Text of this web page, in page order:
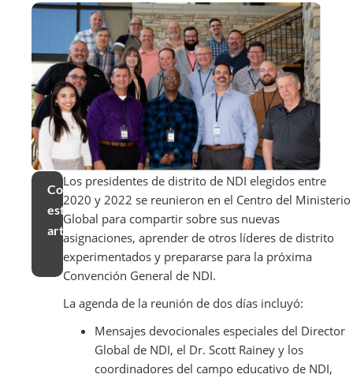
Compartir
este
artículo
Los presidentes de distrito de NDI elegidos entre
2020 y 2022 se reunieron en el Centro del Ministerio
Global para compartir sobre sus nuevas
asignaciones, aprender de otros líderes de distrito
experimentados y prepararse para la próxima
Convención General de NDI.
La agenda de la reunión de dos días incluyó:
Mensajes devocionales especiales del Director
Global de NDI, el Dr. Scott Rainey y los
coordinadores del campo educativo de NDI,